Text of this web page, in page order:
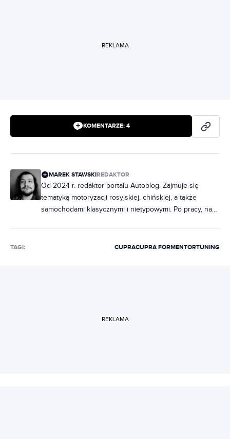
REKLAMA
KOMENTARZE: 4
MAREK STAWSKIREDAKTOR
Od 2024 r. redaktor portalu Autoblog. Zajmuje się
tematyką motoryzacji rosyjskiej, chińskiej, a także
samochodami klasycznymi i nietypowymi. Po pracy, na
Miłośnik włoskiej motoryzacji, hawajskich koszul i
TAGI: CUPRACUPRA FORMENTORTUNING
REKLAMA